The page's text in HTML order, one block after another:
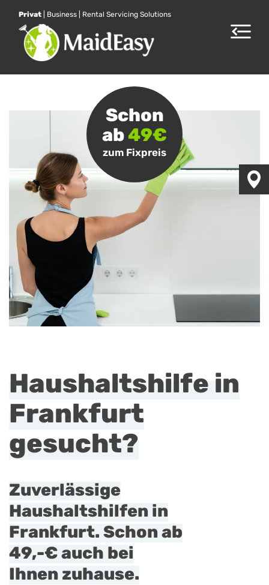
Toggle
Privat Business Rental Servicing Solutions
Schon
ab49€
zum Fixpreis
Haushaltshilfe in
Frankfurt
gesucht?
Zuverlässige
Haushaltshilfen in
Frankfurt. Schonab
49,-€auch bei
Ihnen zuhause.